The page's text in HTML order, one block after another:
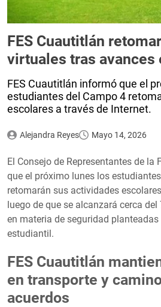
FES Cuautitlán
virtuales tras avances
FES Cuautitlán informó que el
estudiantes del Campo 4
escolares a través de Internet.
Alejandra Reyes Mayo 14, 2026
El Consejo de Representantes de la
que el próximo lunes los
retomarán sus actividades
luego de que se alcanzará cerca
en materia de seguridad
estudiantil.
FES Cuautitlán
en transporte y
acuerdos